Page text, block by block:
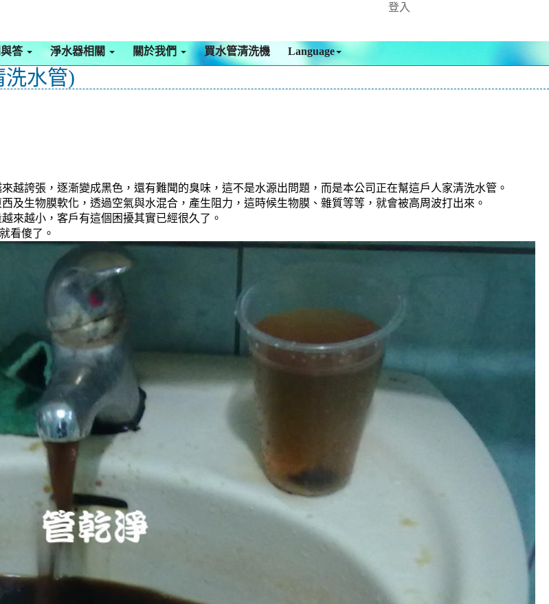
登入
與答 淨水器相關 關於我們 買水管清洗機 Language
洗水管)
越誇張，逐漸變成黑色，還有難聞的臭味，這不是水源出問題，而是本公司正在幫這戶人家清洗水管。
及生物膜軟化，透過空氣與水混合，產生阻力，這時候生物膜、雜質等等，就會被高周波打出來。
來越小，客戶有這個困擾其實已經很久了。
看傻了。